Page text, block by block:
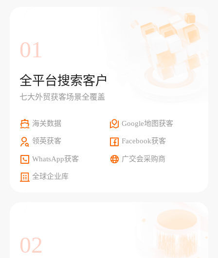
01
全平台搜索客户
七大外贸获客场景全覆盖
海关数据 Google地图获客
领英获客 Facebook获客
WhatsApp获客 广交会采购商
全球企业库
02